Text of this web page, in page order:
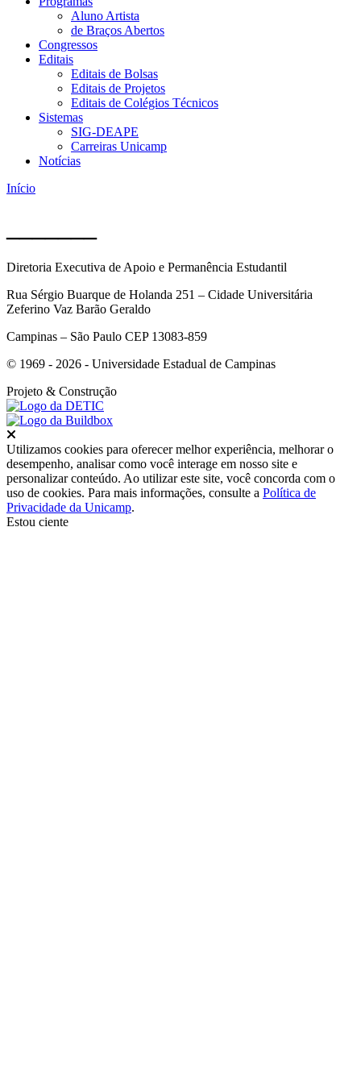
Aluno Artista
de Braços Abertos
Congressos
Editais
Editais de Bolsas
Editais de Projetos
Editais de Colégios Técnicos
Sistemas
SIG-DEAPE
Carreiras Unicamp
Notícias
Início
Diretoria Executiva de Apoio e Permanência Estudantil
Rua Sérgio Buarque de Holanda 251 – Cidade Universitária
Zeferino Vaz Barão Geraldo
Campinas – São Paulo CEP 13083-859
© 1969 - 2026 - Universidade Estadual de Campinas
Projeto & Construção
Utilizamos cookies para oferecer melhor experiência, melhorar o
desempenho, analisar como você interage em nosso site e
personalizar conteúdo. Ao utilizar este site, você concorda com o
uso de cookies. Para mais informações, consulte a Política de
Privacidade da Unicamp.
Estou ciente